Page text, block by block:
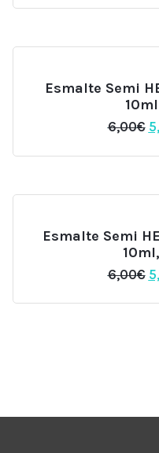
Esmalte Semi
6,00€ El
Esmalte Semi
6,00€ El